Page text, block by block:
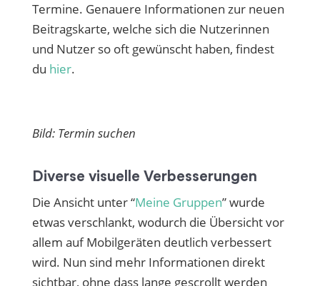
Termine. Genauere Informationen zur neuen
Beitragskarte, welche sich die Nutzerinnen
und Nutzer so oft gewünscht haben, findest
du hier.
Bild: Termin suchen
Diverse visuelle Verbesserungen
Die Ansicht unter “Meine Gruppen” wurde
etwas verschlankt, wodurch die Übersicht vor
allem auf Mobilgeräten deutlich verbessert
wird. Nun sind mehr Informationen direkt
sichtbar, ohne dass lange gescrollt werden